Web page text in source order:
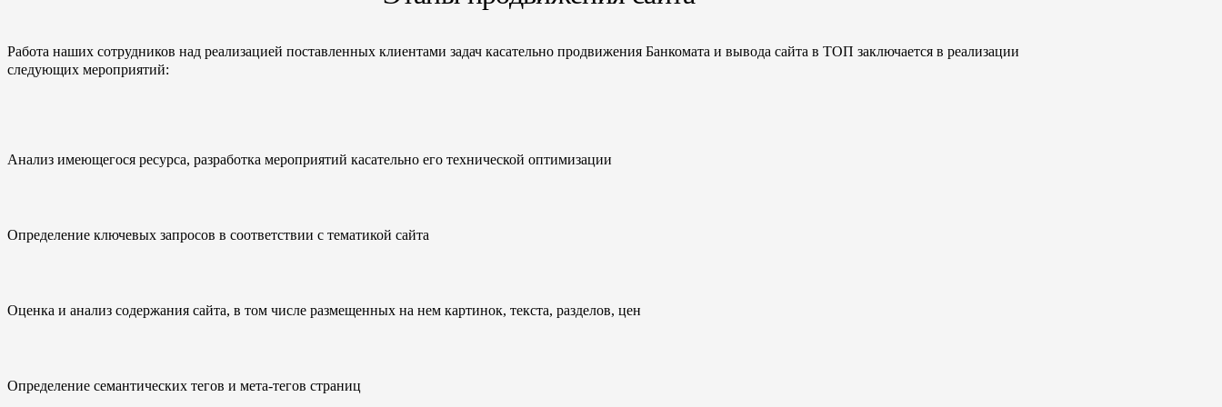
Работа наших сотрудников над реализацией поставленных клиентами задач касательно продвижения Банкомата и вывода сайта в ТОП заключается в реализации
следующих мероприятий:
Анализ имеющегося ресурса, разработка мероприятий касательно его технической оптимизации
Определение ключевых запросов в соответствии с тематикой сайта
Оценка и анализ содержания сайта, в том числе размещенных на нем картинок, текста, разделов, цен
Определение семантических тегов и мета-тегов страниц